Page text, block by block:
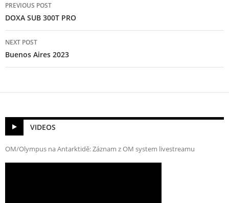
navigation
PREVIOUS POST
DOXA SUB 300T PRO
NEXT POST
Buenos Aires 2023
VIDEOS
OM/Olympus na Antarktidě: Záznam z OM system livestreamu